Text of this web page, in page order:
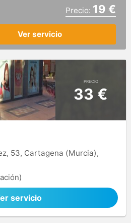
Precio: 19 €
Ver servicio
PRECIO
33 €
53, Cartagena (Murcia),
servicio